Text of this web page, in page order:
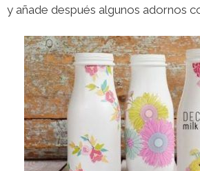
y añade después algunos adornos